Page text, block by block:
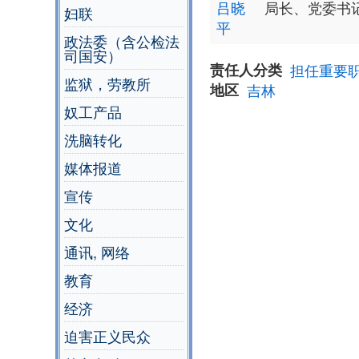
妇联
政法委（含公检法
司国安）
监狱，劳教所
奴工产品
洗脑转化
媒体报道
宣传
文化
通讯, 网络
教育
经济
迫害正义民众
吕晓
平
局长、党委书
责任人分类 担任重要
地区 吉林